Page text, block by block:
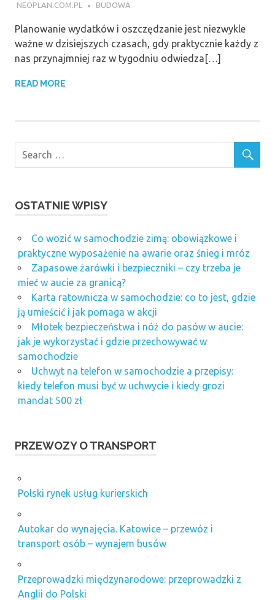
NEOPLAN.COM.PL
BUDOWA
Planowanie wydatków i oszczędzanie jest niezwykle
ważne w dzisiejszych czasach, gdy praktycznie każdy z
nas przynajmniej raz w tygodniu odwiedza[…]
READ MORE
OSTATNIE WPISY
Co wozić w samochodzie zimą: obowiązkowe i
praktyczne wyposażenie na awarie oraz śnieg i mróz
Zapasowe żarówki i bezpieczniki – czy trzeba je
mieć w aucie za granicą?
Karta ratownicza w samochodzie: co to jest, gdzie
ją umieścić i jak pomaga w akcji
Młotek bezpieczeństwa i nóż do pasów w aucie:
jak je wykorzystać i gdzie przechowywać w
samochodzie
Uchwyt na telefon w samochodzie a przepisy:
kiedy telefon musi być w uchwycie i kiedy grozi
mandat 500 zł
PRZEWOZY O TRANSPORT
Polski rynek usług kurierskich
Autokar do wynajęcia. Katowice – przewóz i
transport osób – wynajem busów
Przeprowadzki międzynarodowe: przeprowadzki z
Anglii do Polski